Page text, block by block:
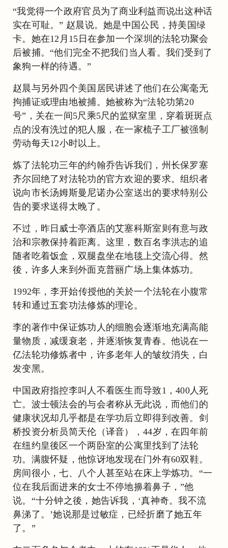
“我觉得一个政府官员为了商业利益而说出这种话
实在可耻。” 赵晨说。她是中国公民，持美国绿
卡。她在12月15日在参加一个深圳的法轮功聚会
后被捕。“他们完全不把我们当人看。我们受到了
象狗一样的待遇。”
赵晨与另外四个美国居民讲述了他们在公寓毫无
拘捕证或理由地被捕。她被称为“法轮功第20
号”，关在一间5尺乘5尺的监狱室里，穿着斑斑点
点的没有洗过的犯人服，在一家梳子工厂被强制
劳动每天12小时以上。
炼了法轮功三年的约翰乔告诉我们，州长保罗塞
齐尔回绝了对法轮功的官方欢迎的要求。组织者
说向市长汤姆斯曼尼诺办公室送出的要求特别公
告的要求送得太晚了。
不过，昨日威士亭酒店的艾塞科斯室则有意与政
治和宗教保持着距离。这里，数百名李洪志的追
随者吃着饭盒，双腿盘坐在地毯上交流心得。然
後，许多人来到外面克普丽广场上集体炼功。
1992年，李开始传授他的关於一个法轮在小腹常
转和通过五套功法修炼的理论。
李的著作中保证炼功人的细胞会逐渐地充满高能
量物质，减缓衰老，并逐渐恢复青春。他说在一
亿法轮功修炼者中，许多老年人的皱纹消失，白
发变黑。
中国政府指控李叫人不看医生而导致1，400人死
亡。波士顿法会的与会者称从无此说，而他们的
健康状况却几乎都是在学功后立即得到改善。剑
桥投资分析员简天伦（译音），44岁，在四年前
在纽约皇後区一个两卧室的公寓里找到了法轮
功。满腹怀疑，他惊讶地发现在门外有60双鞋。
房间很小，七、八个人甚至站在床上学炼功。“一
位在我后面进来的女士不停地擤着鼻子，”他
说。“十分钟之後，她告诉我，‘真神奇。我不流
鼻涕了。’她说那是过敏症，已经折磨了她五年
了。”